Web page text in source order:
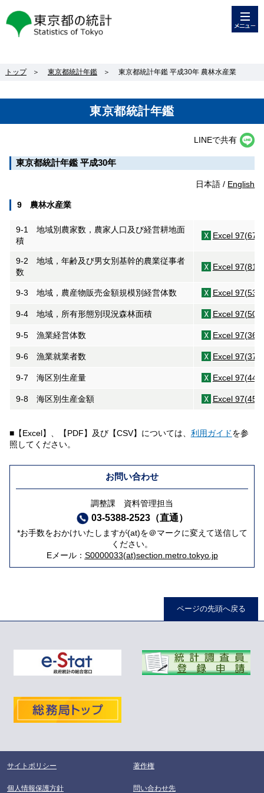
東京都の統計
トップ ＞ 東京都統計年鑑 ＞ 東京都統計年鑑 平成30年 農林水産業
東京都統計年鑑
LINEで共有
東京都統計年鑑 平成30年
日本語 / English
9 農林水産業
9-1 地域別農家数，農家人口及び経営耕地面
積
Excel
9-2 地域，年齢及び男女別基幹的農業従事者
数
Excel
9-3 地域，農産物販売金額規模別経営体数 Excel
9-4 地域，所有形態別現況森林面積 Excel
9-5 漁業経営体数 Excel
9-6 漁業就業者数 Excel
9-7 海区別生産量 Excel
9-8 海区別生産金額 Excel
■【Excel】、【PDF】及び【CSV】については、 利用ガイドを参
照してください。
お問い合わせ
調整課 資料管理担当
03-5388-2523（直通）
*お手数をおかけいたしますが(at)を＠マークに変えて送信して
ください。
Eメール： S0000033(at)section.metro.tokyo.jp
ページの先頭へ戻る
サイトポリシー 著作権
個人情報保護方針 問い合わせ先